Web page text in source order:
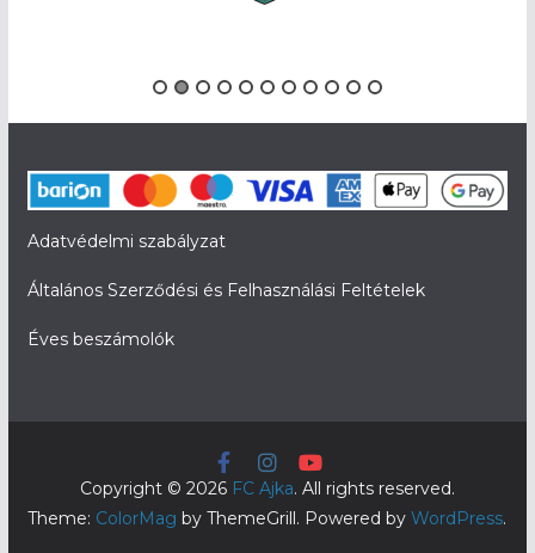
Adatvédelmi szabályzat
Általános Szerződési és Felhasználási Feltételek
Éves beszámolók
Copyright © 2026 FC Ajka. All rights reserved.
Theme: ColorMag by ThemeGrill. Powered byWordPress.